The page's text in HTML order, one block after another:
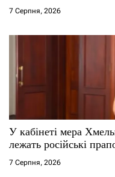
7 Серпня, 2026
У кабінеті мера
лежать російські
7 Серпня, 2026